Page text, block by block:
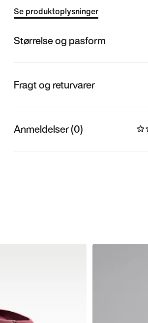
Se produktoplysninger
Størrelse og pasform
Fragt og returvarer
Anmeldelser (0)